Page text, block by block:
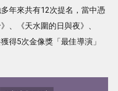
年來共有12次提名，當中憑
、《天水圍的日與夜》、
得5次金像獎「最佳導演」